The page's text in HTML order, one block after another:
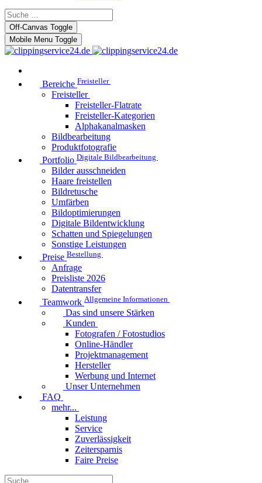
Off-Canvas Toggle
Mobile Menu Toggle
Bereiche Freisteller
Freisteller
Freisteller-Flatrate
Freisteller-Kategorien
Alphakanalmasken
Bildbearbeitung
Produktfotografie
Portfolio Digitale Bildbearbeitung
Bilder ausschneiden
Haare freistellen
Bildretusche
Umfärben
Bildoptimierungen
Digitale Bildentwicklung
Schatten und Spiegelungen
Sonstige Leistungen
Preise Bestellung
Anfrage
Preisliste 2026
Datentransfer
Teamwork Allgemeine Informationen
Das sind unsere Stärken
Kunden
Fotografen / Fotostudios
Online-Händler
Projektmanagement
Hersteller
Werbung und Internet
Unser Unternehmen
FAQ
mehr...
Leistung
Service
Zuverlässigkeit
Zeitersparnis
Faire Preise